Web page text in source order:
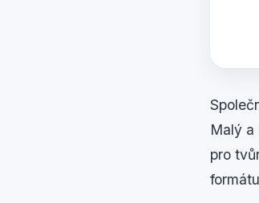
Malý a
pro